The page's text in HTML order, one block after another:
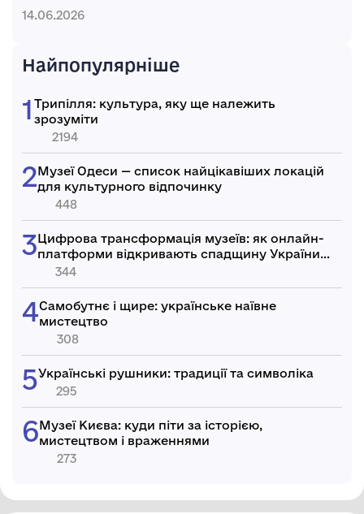
14.06.2026
Найпопулярніше
Трипілля: культура, яку ще належить
зрозуміти
2194
Музеї Одеси — список найцікавіших локацій
для культурного відпочинку
448
Цифрова трансформація музеїв: як онлайн-
платформи відкривають спадщину України
світові
344
Самобутнє і щире: українське наївне
мистецтво
308
Українські рушники: традиції та символіка
295
Музеї Києва: куди піти за історією,
мистецтвом і враженнями
273